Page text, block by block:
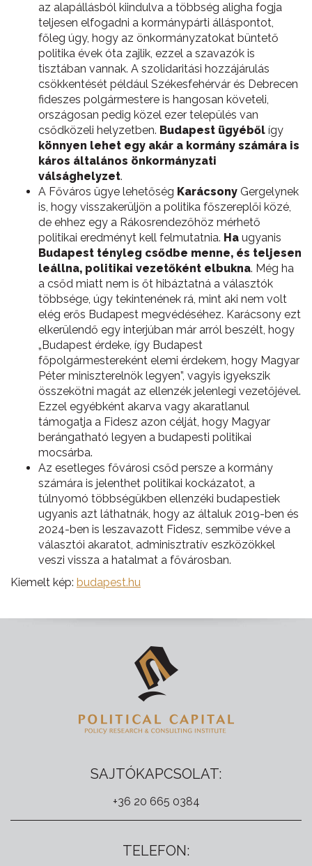
az alapállásból kiindulva a többség aligha fogja
teljesen elfogadni a kormánypárti álláspontot,
főleg úgy, hogy az önkormányzatokat büntető
politika évek óta zajlik, ezzel a szavazók is
tisztában vannak. A szolidaritási hozzájárulás
csökkentését például Székesfehérvár és Debrecen
fideszes polgármestere is hangosan követeli,
országosan pedig közel ezer település van
csődközeli helyzetben. Budapest ügyéből így
könnyen lehet egy akár a kormány számára is
káros általános önkormányzati
válsághelyzet.
A Főváros ügye lehetőség Karácsony Gergelynek
is, hogy visszakerüljön a politika főszereplői közé,
de ehhez egy a Rákosrendezőhöz mérhető
politikai eredményt kell felmutatnia. Ha ugyanis
Budapest tényleg csődbe menne, és teljesen
leállna, politikai vezetőként elbukna. Még ha
a csőd miatt nem is őt hibáztatná a választók
többsége, úgy tekintenének rá, mint aki nem volt
elég erős Budapest megvédéséhez. Karácsony ezt
elkerülendő egy interjúban már arról beszélt, hogy
„Budapest érdeke, így Budapest
főpolgármestereként elemi érdekem, hogy Magyar
Péter miniszterelnök legyen”, vagyis igyekszik
összekötni magát az ellenzék jelenlegi vezetőjével.
Ezzel egyébként akarva vagy akaratlanul
támogatja a Fidesz azon célját, hogy Magyar
berángatható legyen a budapesti politikai
mocsárba.
Az esetleges fővárosi csőd persze a kormány
számára is jelenthet politikai kockázatot, a
túlnyomó többségükben ellenzéki budapestiek
ugyanis azt láthatnák, hogy az általuk 2019-ben és
2024-ben is leszavazott Fidesz, semmibe véve a
választói akaratot, adminisztratív eszközökkel
veszi vissza a hatalmat a fővárosban.
Kiemelt kép: budapest.hu
SAJTÓKAPCSOLAT:
+36 20 665 0384
TELEFON: